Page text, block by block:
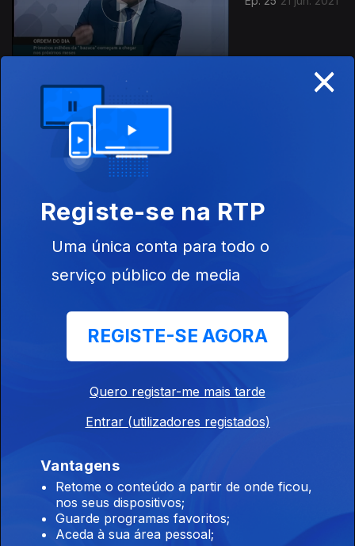
Ep. 22
×
Registe-se na RTP
Uma única conta para todo o
serviço público de media
REGISTE-SE AGORA
Quero registar-me mais tarde
Entrar (utilizadores registados)
Vantagens
Retome o conteúdo a partir de onde ficou,
nos seus dispositivos;
Guarde programas favoritos;
Aceda à sua área pessoal;